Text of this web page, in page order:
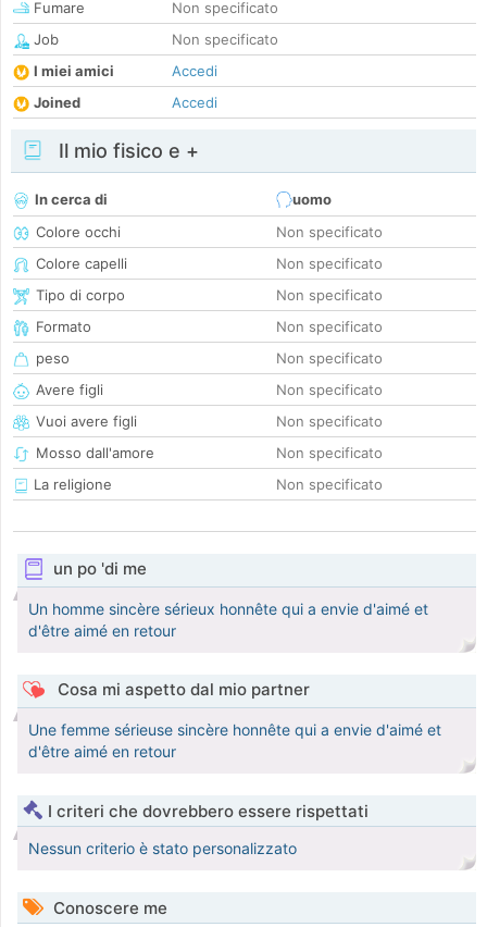
Fumare
Non specificato
Job
Non specificato
I miei amici
Accedi
Joined
Accedi
Il mio fisico e +
In cerca di
uomo
Colore occhi
Non specificato
Colore capelli
Non specificato
Tipo di corpo
Non specificato
Formato
Non specificato
peso
Non specificato
Avere figli
Non specificato
Vuoi avere figli
Non specificato
Mosso dall'amore
Non specificato
La religione
Non specificato
un po 'di me
Un homme sincère sérieux honnête qui a envie d'aimé et
d'être aimé en retour
Cosa mi aspetto dal mio partner
Une femme sérieuse sincère honnête qui a envie d'aimé et
d'être aimé en retour
I criteri che dovrebbero essere rispettati
Nessun criterio è stato personalizzato
Conoscere me